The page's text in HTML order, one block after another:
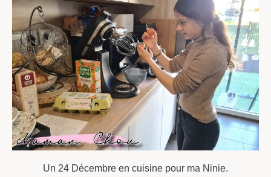
Un 24 Décembre en cuisine pour ma Ninie.